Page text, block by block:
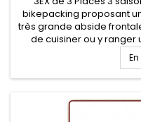
bikepacking proposant
très grande abside
de cuisiner ou y ranger
monté seul en vue de